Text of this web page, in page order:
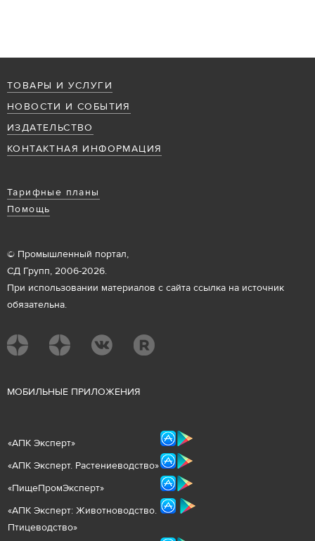
ТОВАРЫ И УСЛУГИ
НОВОСТИ И СОБЫТИЯ
ИЗДАТЕЛЬСТВО
КОНТАКТНАЯ ИНФОРМАЦИЯ
Тарифные планы
Помощь
© Промышленный портал,
СД Групп, 2006-2026.
При использовании материалов с сайта ссылка на источник
обязательна.
МОБИЛЬНЫЕ ПРИЛОЖЕНИЯ
«АПК Эксперт»
«АПК Эксперт. Растениеводство»
«ПищеПромЭксперт»
«АПК Эксперт: Животноводство.
Птицеводство»